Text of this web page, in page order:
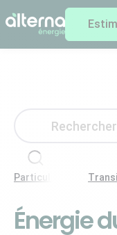
Particuliers
Énergie